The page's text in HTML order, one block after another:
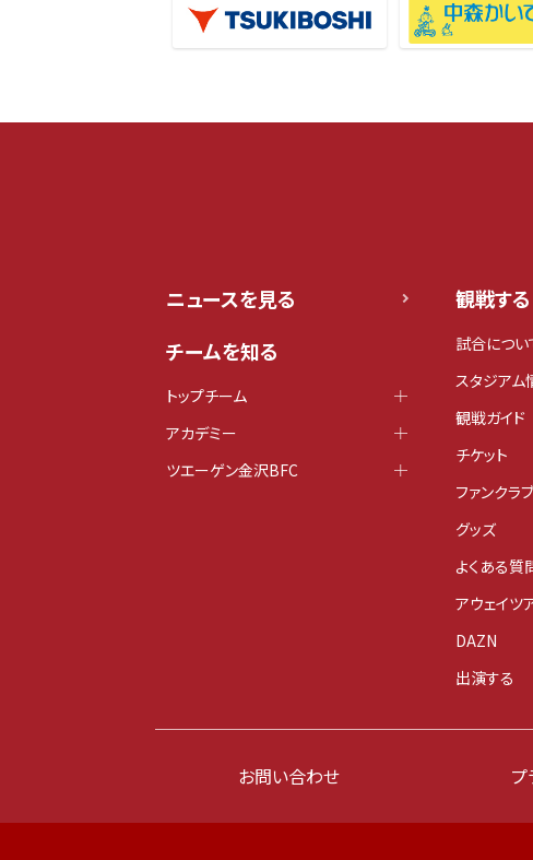
ニュースを見る
チームを知る
トップチーム
アカデミー
ツエーゲン金沢BFC
観戦する
試合につい
スタジアム
観戦ガイド
チケット
ファンクラブ
グッズ
よくある質
アウェイツ
DAZN
出演する
お問い合わせ プ